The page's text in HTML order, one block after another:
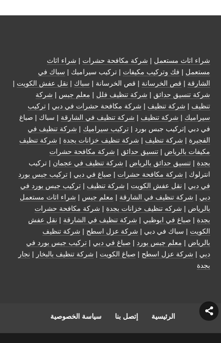
شراء اثاث مستعمل | شركة مكافحة حشرات | شراء اثاث
مستعمل | فك وتركيب مكيفات | تركيب سيراميك | سباك في
الشارقة | قص الخرسانة | قص الخرسانة | سباك | نقل عفش الكويت |
شركة تنسيق حدائق | شركة تنظيف فلل | معلم جبس | شركة
تنظيف | شركة تنظيف | شركة مكافحة حشرات في دبي | تركيب
سيراميك | شركة تنظيف | شركة تنظيف في الشارقة | سباك | صباغ
في دبي |تركيب جبس بورد | تركيب سيراميك | شركة تنظيف في
الفجيرة | شركة تنظيف | شركة تنظيف خزانات بجدة | شركة تنظيف
مكيفات بالرياض | تنسيق حدائق | شركة مكافحة حشرات
بجدة | تنسيق حدائق بالرياض | شركة تنظيف في عجمان | تركيب
انترلوك | شركة مكافحة حشرات | صباغ في دبي | تركيب جبس بورد
في دبي | نقل عفش الكويت | شركة تنظيف | تركيب جبس بورد في
دبي | شركة تنظيف في الشارقة | معلم جبس | شراء اثاث مستعمل
بالرياض | شركه تنظيف خزانات بجدة | شركة مكافحة حشرات
بجدة | صباغ في ابوظبي | شركة تنظيف في الشارقة | نقل عفش
الكويت | سباك في دبي | شركة عزل اسطح | شركة تنظيف
بالرياض | معلم جبس بورد | صباغ في دبي | تركيب جبس بورد في
دبي | شركة عزل اسطح | صباغ الكويت | شركة تنظيف بالبخار | نجار
بجدة
الرئيسية إتصل بنا سياسة الخصوصية